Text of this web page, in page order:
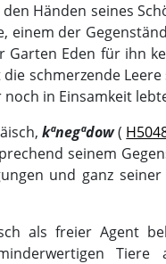
Händen seines
einem der
Eden für ihn
schmerzende
in Einsamkeit
kªnegªdow(
seinem
und ganz
als freier Agent